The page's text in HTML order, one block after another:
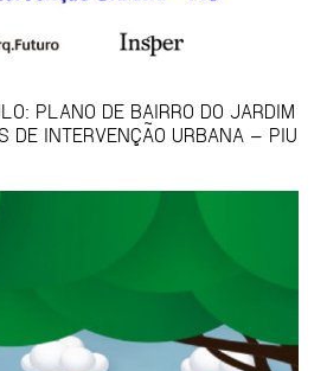
PLANO DE BAIRRO DO JARDIM
DE INTERVENÇÃO URBANA – PIU